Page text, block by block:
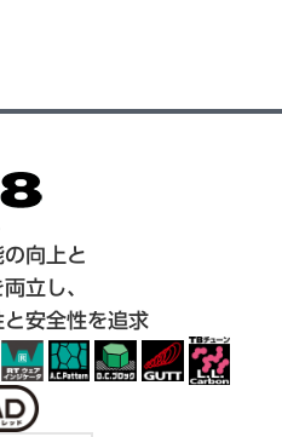
向上と
立し、
安全性を追求